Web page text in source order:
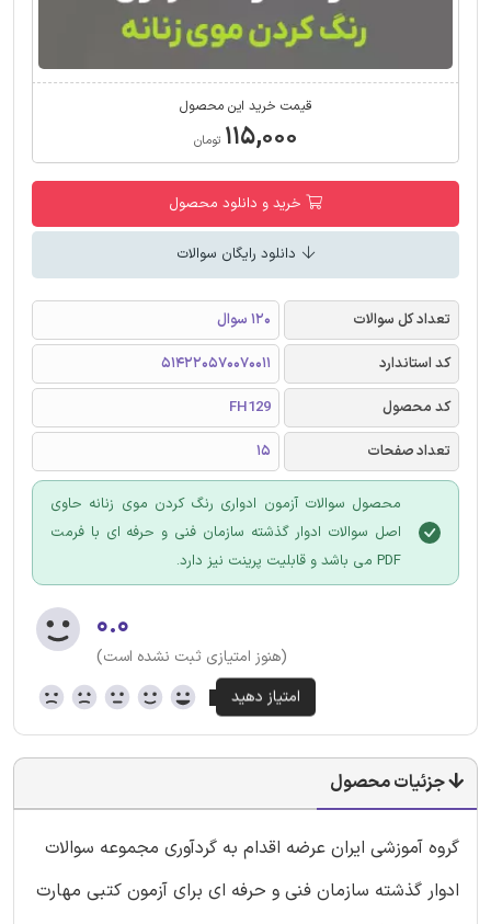
قیمت خرید این محصول
۱۱۵,۰۰۰ تومان
خرید و دانلود محصول
دانلود رایگان سوالات
تعداد کل سوالات
120 سوال
کد استاندارد
514220570070011
کد محصول
FH129
تعداد صفحات
15
محصول سوالات آزمون ادواری رنگ کردن موی زنانه حاوی
اصل سوالات ادوار گذشته سازمان فنی و حرفه ای با فرمت
PDF می باشد و قابلیت پرینت نیز دارد.
۰.۰
(هنوز امتیازی ثبت نشده است)
جزئیات محصول
گروه آموزشی ایران عرضه اقدام به گردآوری مجموعه سوالات
ادوار گذشته سازمان فنی و حرفه ای برای آزمون کتبی مهارت